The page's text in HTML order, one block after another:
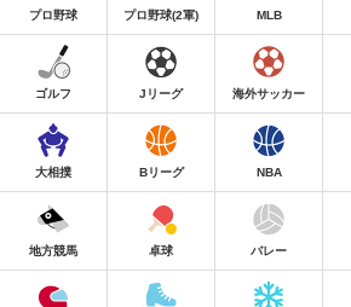
プロ野球 プロ野球(2軍) MLB
ゴルフ Jリーグ 海外サッカー
大相撲 Bリーグ NBA
地方競馬 卓球 バレー